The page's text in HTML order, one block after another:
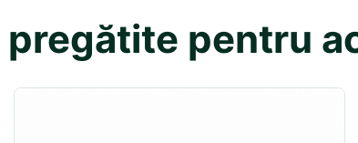
pregătite pentru